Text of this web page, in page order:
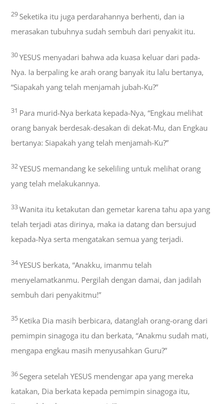
29 Seketika itu juga perdarahannya berhenti, dan ia
merasakan tubuhnya sudah sembuh dari penyakit itu.
30YESUS menyadari bahwa ada kuasa keluar dari pada-
Nya. Ia berpaling ke arah orang banyak itu lalu bertanya,
“Siapakah yang telah menjamah jubah-Ku?”
31 Para murid-Nya berkata kepada-Nya, “Engkau melihat
orang banyak berdesak-desakan di dekat-Mu, dan Engkau
bertanya: Siapakah yang telah menjamah-Ku?”
32YESUS memandang ke sekeliling untuk melihat orang
yang telah melakukannya.
33Wanita itu ketakutan dan gemetar karena tahu apa yang
telah terjadi atas dirinya, maka ia datang dan bersujud
kepada-Nya serta mengatakan semua yang terjadi.
34YESUS berkata, “Anakku, imanmu telah
menyelamatkanmu. Pergilah dengan damai, dan jadilah
sembuh dari penyakitmu!”
35 Ketika Dia masih berbicara, datanglah orang-orang dari
pemimpin sinagoga itu dan berkata, “Anakmu sudah mati,
mengapa engkau masih menyusahkan Guru?”
36 Segera setelah YESUS mendengar apa yang mereka
katakan, Dia berkata kepada pemimpin sinagoga itu,